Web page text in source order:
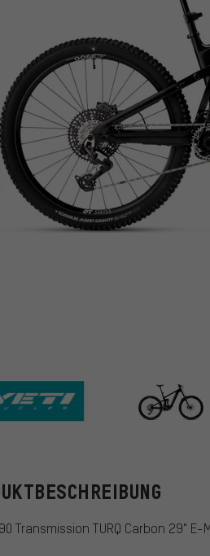
Yeti Cycles
Transmission TURQ Carbon 29"